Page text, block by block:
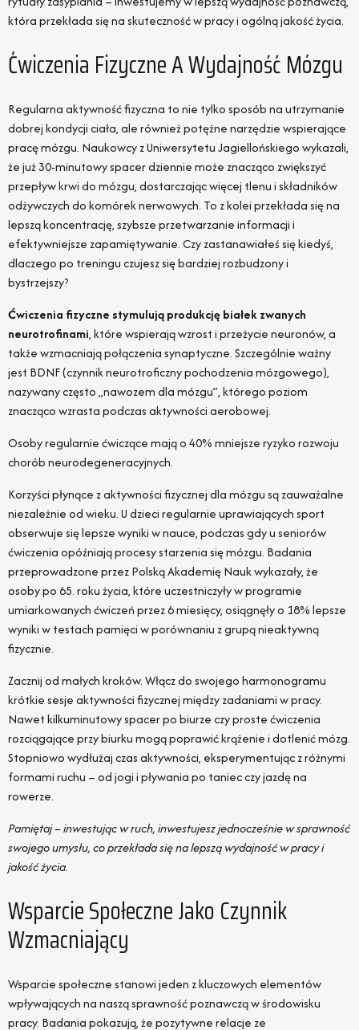
która przekłada się na skuteczność w pracy i ogólną jakość życia.
Ćwiczenia Fizyczne A Wydajność Mózgu
Regularna aktywność fizyczna to nie tylko sposób na utrzymanie
dobrej kondycji ciała, ale również potężne narzędzie wspierające
pracę mózgu. Naukowcy z Uniwersytetu Jagiellońskiego wykazali,
że już 30-minutowy spacer dziennie może znacząco zwiększyć
przepływ krwi do mózgu, dostarczając więcej tlenu i składników
odżywczych do komórek nerwowych. To z kolei przekłada się na
lepszą koncentrację, szybsze przetwarzanie informacji i
efektywniejsze zapamiętywanie. Czy zastanawiałeś się kiedyś,
dlaczego po treningu czujesz się bardziej rozbudzony i
bystrzejszy?
Ćwiczenia fizyczne stymulują produkcję białek zwanych
neurotrofinami, które wspierają wzrost i przeżycie neuronów, a
także wzmacniają połączenia synaptyczne. Szczególnie ważny
jest BDNF (czynnik neurotroficzny pochodzenia mózgowego),
nazywany często „nawozem dla mózgu”, którego poziom
znacząco wzrasta podczas aktywności aerobowej.
Osoby regularnie ćwiczące mają o 40% mniejsze ryzyko rozwoju
chorób neurodegeneracyjnych.
Korzyści płynące z aktywności fizycznej dla mózgu są zauważalne
niezależnie od wieku. U dzieci regularnie uprawiających sport
obserwuje się lepsze wyniki w nauce, podczas gdy u seniorów
ćwiczenia opóźniają procesy starzenia się mózgu. Badania
przeprowadzone przez Polską Akademię Nauk wykazały, że
osoby po 65. roku życia, które uczestniczyły w programie
umiarkowanych ćwiczeń przez 6 miesięcy, osiągnęły o 18% lepsze
wyniki w testach pamięci w porównaniu z grupą nieaktywną
fizycznie.
Zacznij od małych kroków. Włącz do swojego harmonogramu
krótkie sesje aktywności fizycznej między zadaniami w pracy.
Nawet kilkuminutowy spacer po biurze czy proste ćwiczenia
rozciągające przy biurku mogą poprawić krążenie i dotlenić mózg.
Stopniowo wydłużaj czas aktywności, eksperymentując z różnymi
formami ruchu – od jogi i pływania po taniec czy jazdę na
rowerze.
Pamiętaj – inwestując w ruch, inwestujesz jednocześnie w sprawność
swojego umysłu, co przekłada się na lepszą wydajność w pracy i
jakość życia.
Wsparcie Społeczne Jako Czynnik
Wzmacniający
Wsparcie społeczne stanowi jeden z kluczowych elementów
wpływających na naszą sprawność poznawczą w środowisku
pracy. Badania pokazują, że pozytywne relacje ze